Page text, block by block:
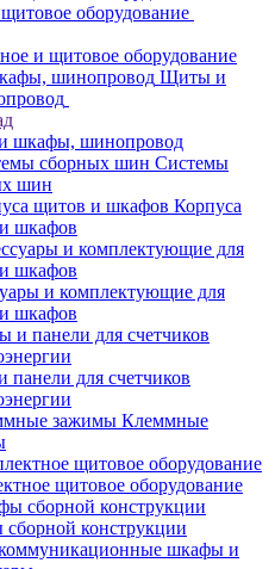
оборудование
и щитовое оборудование
Щиты и
шкафы, шинопровод
Системы
шин
Корпуса
шкафов
и комплектующие для
шкафов
для счетчиков
Клеммные
щитовое оборудование
конструкции